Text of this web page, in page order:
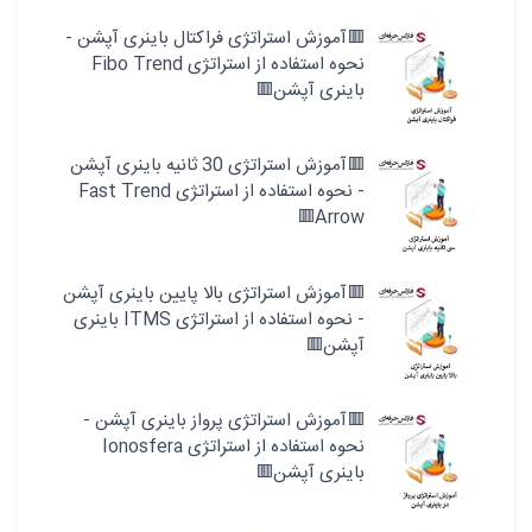
🟥آموزش استراتژی فراکتال باینری آپشن -
نحوه استفاده از استراتژی Fibo Trend
باینری آپشن🟥
🟥آموزش استراتژی 30 ثانیه باینری آپشن
- نحوه استفاده از استراتژی Fast Trend
Arrow🟥
🟥آموزش استراتژی بالا پایین باینری آپشن
- نحوه استفاده از استراتژی ITMS باینری
آپشن🟥
🟥آموزش استراتژی پرواز باینری آپشن -
نحوه استفاده از استراتژی Ionosfera
باینری آپشن🟥